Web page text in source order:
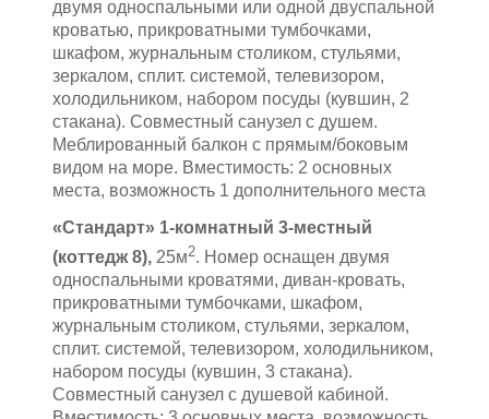
двумя односпальными или одной двуспальной
кроватью, прикроватными тумбочками,
шкафом, журнальным столиком, стульями,
зеркалом, сплит. системой, телевизором,
холодильником, набором посуды (кувшин, 2
стакана). Совместный санузел с душем.
Меблированный балкон с прямым/боковым
видом на море. Вместимость: 2 основных
места, возможность 1 дополнительного места
«Стандарт» 1-комнатный 3-местный
(коттедж 8), 25м2. Номер оснащен двумя
односпальными кроватями, диван-кровать,
прикроватными тумбочками, шкафом,
журнальным столиком, стульями, зеркалом,
сплит. системой, телевизором, холодильником,
набором посуды (кувшин, 3 стакана).
Совместный санузел с душевой кабиной.